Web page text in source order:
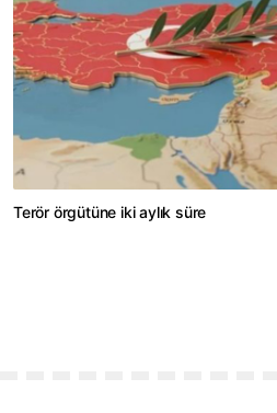
Terör örgütüne iki aylık süre